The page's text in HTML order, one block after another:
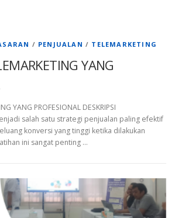
/ PENJUALAN / TELEMARKETING
YANG
YANG PROFESIONAL DESKRIPSI
salah satu strategi penjualan paling efektif
konversi yang tinggi ketika dilakukan
ini sangat penting …